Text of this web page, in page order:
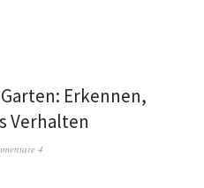
Erkennen,
Verhalten
4